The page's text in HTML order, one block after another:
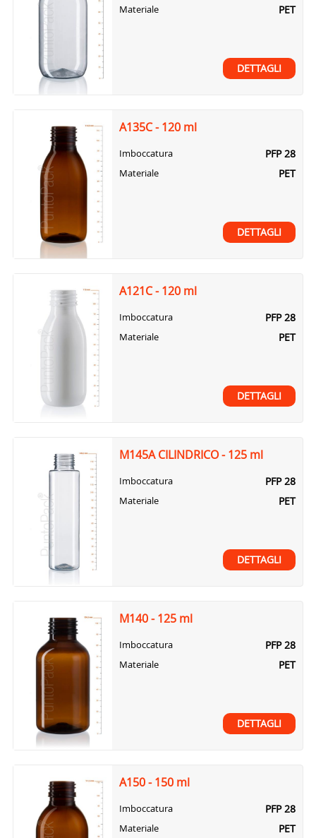
Materiale PET
DETTAGLI
A135C - 120 ml
Imboccatura PFP 28
Materiale PET
DETTAGLI
A121C - 120 ml
Imboccatura PFP 28
Materiale PET
DETTAGLI
M145A CILINDRICO - 125 ml
Imboccatura PFP 28
Materiale PET
DETTAGLI
M140 - 125 ml
Imboccatura PFP 28
Materiale PET
DETTAGLI
A150 - 150 ml
Imboccatura PFP 28
Materiale PET